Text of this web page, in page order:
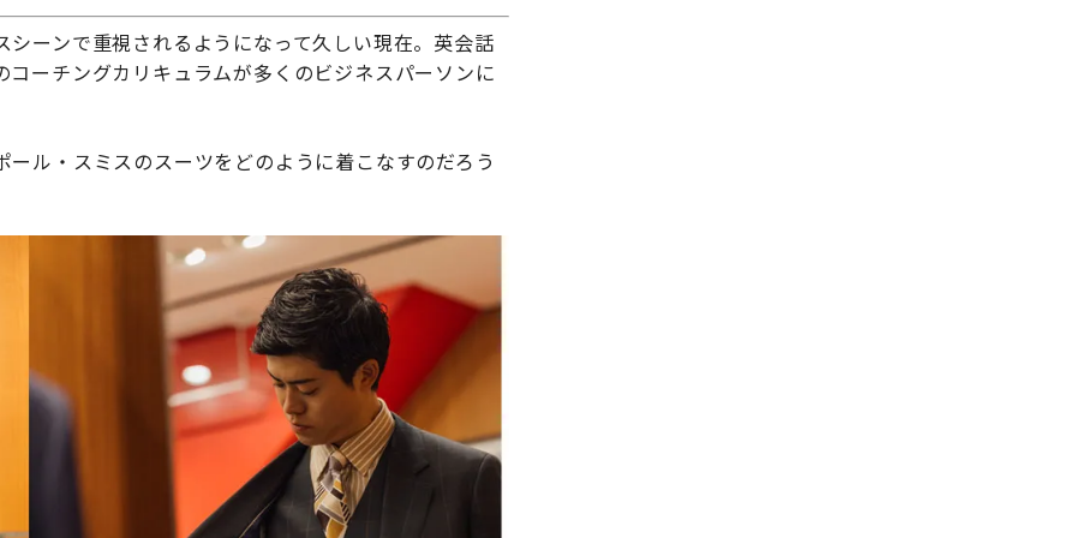
ーンで重視されるようになって久しい現在。英会話
ーチングカリキュラムが多くのビジネスパーソンに
ル・スミスのスーツをどのように着こなすのだろう